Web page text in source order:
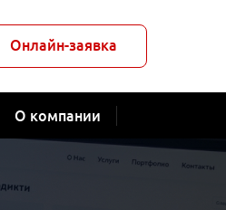
Онлайн-заявка
О компании